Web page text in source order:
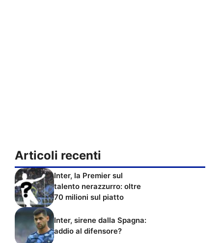
Articoli recenti
Inter, la Premier sul
talento nerazzurro: oltre
70 milioni sul piatto
Inter, sirene dalla Spagna:
addio al difensore?